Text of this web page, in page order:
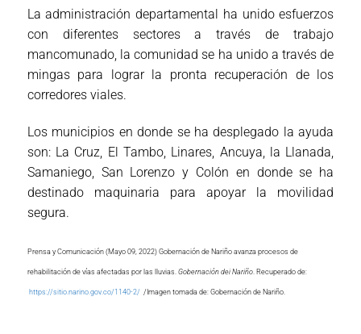
La administración departamental ha unido esfuerzos
con diferentes sectores a través de trabajo
mancomunado, la comunidad se ha unido a través de
mingas para lograr la pronta recuperación de los
corredores viales.
Los municipios en donde se ha desplegado la ayuda
son: La Cruz, El Tambo, Linares, Ancuya, la Llanada,
Samaniego, San Lorenzo y Colón en donde se ha
destinado maquinaria para apoyar la movilidad
segura.
Prensa y Comunicación (Mayo 09, 2022) Gobernación de Nariño avanza procesos de
rehabilitación de vías afectadas por las lluvias. Gobernación dei Nariño. Recuperado de:
https://sitio.narino.gov.co/1140-2/ /Imagen tomada de: Gobernación de Nariño.